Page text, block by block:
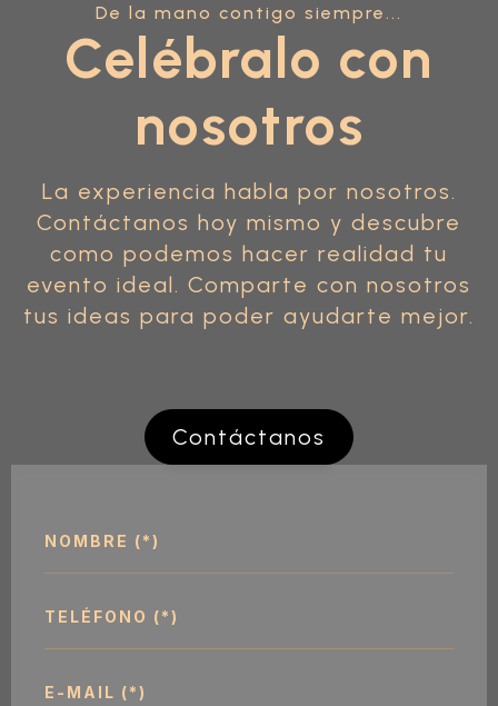
De la mano contigo siempre...
Celébralo con
nosotros
La experiencia habla por nosotros.
Contáctanos hoy mismo y descubre
como podemos hacer realidad tu
evento ideal. Comparte con nosotros
tus ideas para poder ayudarte mejor.
Contáctanos
Nombre
Teléfono
Email